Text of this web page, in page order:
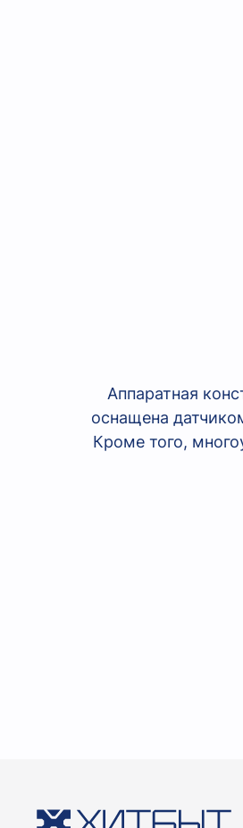
Аппаратная
оснащена
Кроме того,